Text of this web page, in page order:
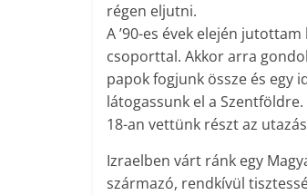
régen eljutni.
A ’90-es évek elején
csoporttal. Akkor arra
papok fogjunk össze és egy
látogassunk el a
18-an vettünk részt az
Izraelben várt ránk egy
származó, rendkívül